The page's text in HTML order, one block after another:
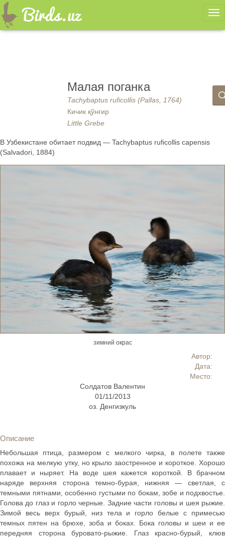
Малая поганка
Tachybaptus ruficollis (Pallas, 1764)
Кичик қўнғир
Little Grebe
В Узбекистане обитает подвид — Tachybaptus ruficollis capensis
(Salvadori, 1884)
Автор:
Дата:
Место:
Солдатов Валентин
01/11/2013
оз. Денгизкуль
зимний окрас
Описание
Небольшая птица, размером с мелкого чирка, в полете также
похожа на мелкую утку, но крыло заостренное и короткое. Хорошо
плавает и ныряет. На воде шея кажется короткой. В брачном
наряде верхняя сторона темно-бурая, нижняя — светлая, с
темными пятнами, особенно густыми по бокам, зобе и подхвостье.
Голова до глаз и горло черные. Задние части головы и шея рыжие.
Зимой весь верх бурый, низ тела и горло белые с примесью
темных пятен на брюхе, зоба и боках. Бока головы и шеи и ее
передняя сторона буровато-рыжие. Глаз красно-бурый, клюв